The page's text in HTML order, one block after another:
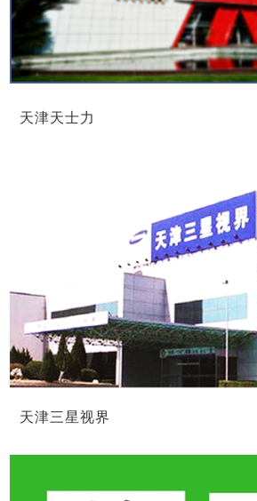
天津天士力
天津三星视界